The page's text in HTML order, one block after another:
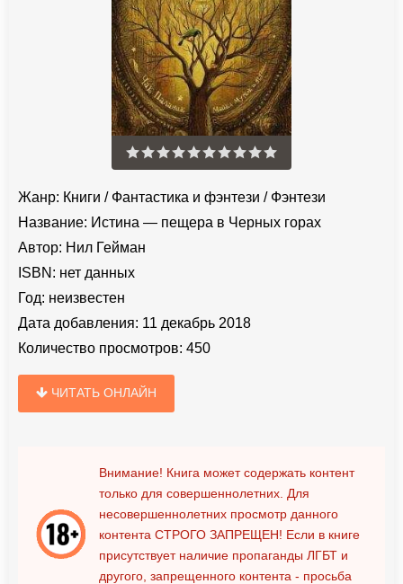
Жанр: Книги / Фантастика и фэнтези / Фэнтези
Название: Истина — пещера в Черных горах
Автор: Нил Гейман
ISBN: нет данных
Год: неизвестен
Дата добавления: 11 декабрь 2018
Количество просмотров: 450
ЧИТАТЬ ОНЛАЙН
Внимание! Книга может содержать контент
только для совершеннолетних. Для
несовершеннолетних просмотр данного
контента СТРОГО ЗАПРЕЩЕН! Если в книге
присутствует наличие пропаганды ЛГБТ и
другого, запрещенного контента - просьба